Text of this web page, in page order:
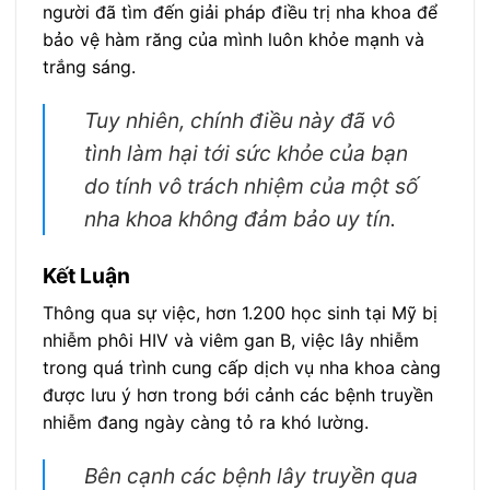
người đã tìm đến giải pháp điều trị nha khoa để
bảo vệ hàm răng của mình luôn khỏe mạnh và
trắng sáng.
Tuy nhiên, chính điều này đã vô
tình làm hại tới sức khỏe của bạn
do tính vô trách nhiệm của một số
nha khoa không đảm bảo uy tín.
Kết Luận
Thông qua sự việc, hơn 1.200 học sinh tại Mỹ bị
nhiễm phôi HIV và viêm gan B, việc lây nhiễm
trong quá trình cung cấp dịch vụ nha khoa càng
được lưu ý hơn trong bới cảnh các bệnh truyền
nhiễm đang ngày càng tỏ ra khó lường.
Bên cạnh các bệnh lây truyền qua